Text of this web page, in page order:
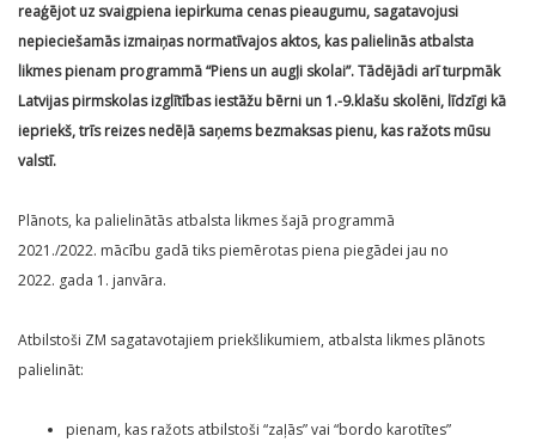
reaģējot uz svaigpiena iepirkuma cenas pieaugumu, sagatavojusi
nepieciešamās izmaiņas normatīvajos aktos, kas palielinās atbalsta
likmes pienam programmā “Piens un augļi skolai”. Tādējādi arī turpmāk
Latvijas pirmskolas izglītības iestāžu bērni un 1.-9.klašu skolēni, līdzīgi kā
iepriekš, trīs reizes nedēļā saņems bezmaksas pienu, kas ražots mūsu
valstī.
Plānots, ka palielinātās atbalsta likmes šajā programmā
2021./2022. mācību gadā tiks piemērotas piena piegādei jau no
2022. gada 1. janvāra.
Atbilstoši ZM sagatavotajiem priekšlikumiem, atbalsta likmes plānots
palielināt:
pienam, kas ražots atbilstoši “zaļās” vai “bordo karotītes”